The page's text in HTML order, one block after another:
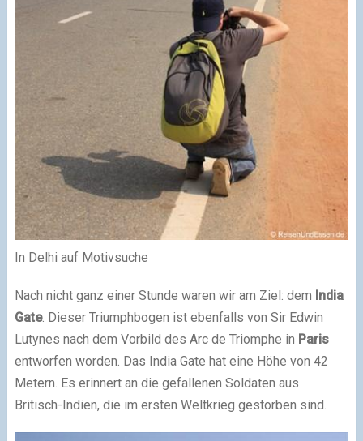
In Delhi auf Motivsuche
Nach nicht ganz einer Stunde waren wir am Ziel: dem India
Gate. Dieser Triumphbogen ist ebenfalls von Sir Edwin
Lutynes nach dem Vorbild des Arc de Triomphe in Paris
entworfen worden. Das India Gate hat eine Höhe von 42
Metern. Es erinnert an die gefallenen Soldaten aus
Britisch-Indien, die im ersten Weltkrieg gestorben sind.